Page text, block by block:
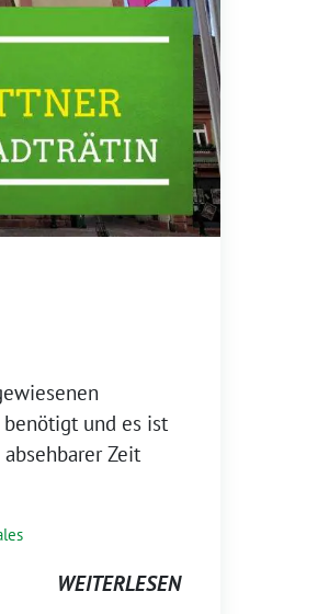
und es ist
Zeit
WEITERLESEN